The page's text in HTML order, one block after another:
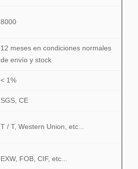
8000
12 meses en condiciones normales
de envío y stock
< 1%
SGS, CE
T / T, Western Union, etc...
EXW, FOB, CIF, etc...